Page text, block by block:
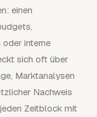
einen
oder interne
sich oft über
Marktanalysen
Nachweis
Zeitblock mit